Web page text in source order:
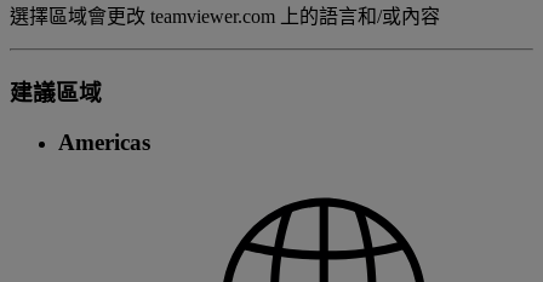
選擇區域會更改 teamviewer.com 上的語言和/或內容
建議區域
Americas